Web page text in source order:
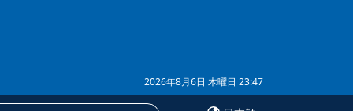
2026年8月6日 木曜日 23:47